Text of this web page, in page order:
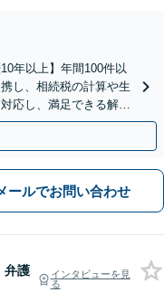
年以上】年間100件以
し、相続税の計算や生
応し、満足できる解決
談可】
ールでお問い合わせ
弁護
インタビューを見
る